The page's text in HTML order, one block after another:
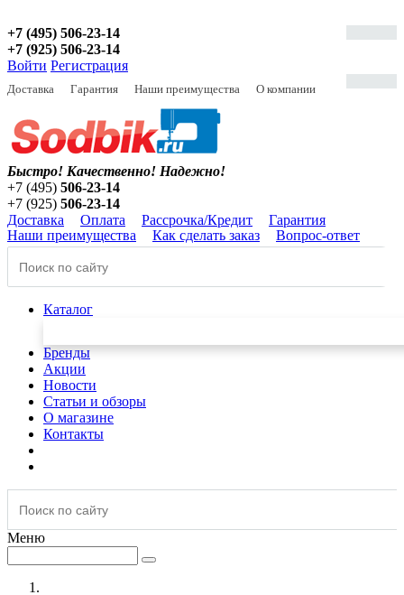
+7 (495) 506-23-14
+7 (925) 506-23-14
Войти Регистрация
Доставка Гарантия Наши преимущества О компании
Быстро! Качественно! Надежно!
+7 (495) 506-23-14
+7 (925) 506-23-14
Доставка
Оплата Рассрочка/Кредит
Гарантия
Наши преимущества
Как сделать заказ Вопрос-ответ
Каталог
Бренды
Акции
Новости
Статьи и обзоры
О магазине
Контакты
Меню